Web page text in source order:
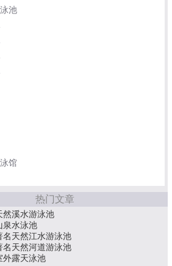
温泉度假酒店
泉度假村
乐谷温泉度假酒店
池
馆
热门文章
然溪水游泳池
泉水泳池
名天然江水游泳池
名天然河道游泳池
外露天泳池